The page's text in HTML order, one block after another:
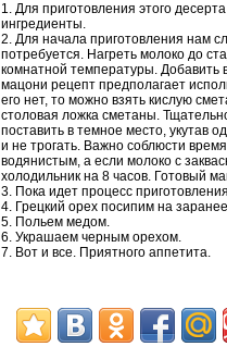
1. Для приготовления этого
ингредиенты.
2. Для начала приготовления нам
потребуется. Нагреть молоко до
комнатной температуры. Добавить
мацони рецепт предполагает
его нет, то можно взять кислую
столовая ложка сметаны.
поставить в темное место, укутав
и не трогать. Важно соблюсти
водянистым, а если молоко с
холодильник на 8 часов. Готовый
3. Пока идет процесс
4. Грецкий орех посипим на
5. Польем медом.
6. Украшаем черным орехом.
7. Вот и все. Приятного аппетита.